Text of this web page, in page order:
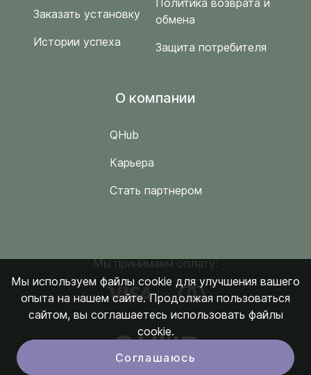
Заказать установку
Истории успеха
Политика возврата и
обмена
Защита потребителя
O компании
QHub
Карьера
Стать партнером
Мы принимаем оплату:
Мы используем файлы cookie для улучшения вашего
опыта на нашем сайте. Продолжая пользоваться
сайтом, вы соглашаетесь использовать файлы
cookie.
Соглашаюсь